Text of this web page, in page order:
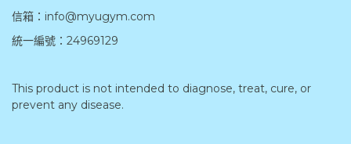
信箱：info@myugym.com
統一編號：24969129
This product is not intended to diagnose, treat, cure, or
prevent any disease.